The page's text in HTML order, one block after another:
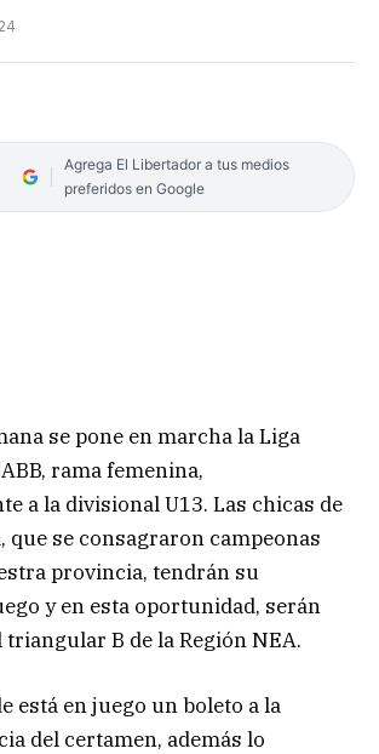
Agrega El Libertador a tus medios
preferidos en Google
se pone en marcha la Liga
rama femenina,
a la divisional U13. Las chicas de
que se consagraron campeonas
provincia, tendrán su
y en esta oportunidad, serán
B de la Región NEA.
está en juego un boleto a la
del certamen, además lo